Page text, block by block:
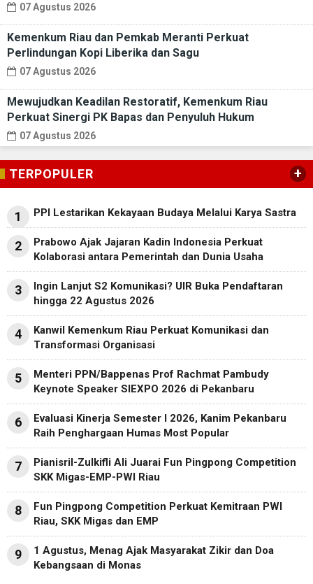
07 Agustus 2026
Kemenkum Riau dan Pemkab Meranti Perkuat
Perlindungan Kopi Liberika dan Sagu
07 Agustus 2026
Mewujudkan Keadilan Restoratif, Kemenkum Riau
Perkuat Sinergi PK Bapas dan Penyuluh Hukum
07 Agustus 2026
TERPOPULER +
1 PPI Lestarikan Kekayaan Budaya Melalui Karya Sastra
2
Prabowo Ajak Jajaran Kadin Indonesia Perkuat
Kolaborasi antara Pemerintah dan Dunia Usaha
3
Ingin Lanjut S2 Komunikasi? UIR Buka Pendaftaran
hingga 22 Agustus 2026
4
Kanwil Kemenkum Riau Perkuat Komunikasi dan
Transformasi Organisasi
5
Menteri PPN/Bappenas Prof Rachmat Pambudy
Keynote Speaker SIEXPO 2026 di Pekanbaru
6
Evaluasi Kinerja Semester I 2026, Kanim Pekanbaru
Raih Penghargaan Humas Most Popular
7
Pianisril-Zulkifli Ali Juarai Fun Pingpong Competition
SKK Migas-EMP-PWI Riau
8
Fun Pingpong Competition Perkuat Kemitraan PWI
Riau, SKK Migas dan EMP
9
1 Agustus, Menag Ajak Masyarakat Zikir dan Doa
Kebangsaan di Monas